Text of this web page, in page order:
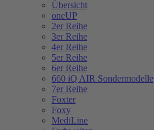
Übersicht
oneUP
2er Reihe
3er Reihe
4er Reihe
5er Reihe
6er Reihe
660 iQ AIR Sondermodelle
7er Reihe
Foxter
Foxy
MediLine